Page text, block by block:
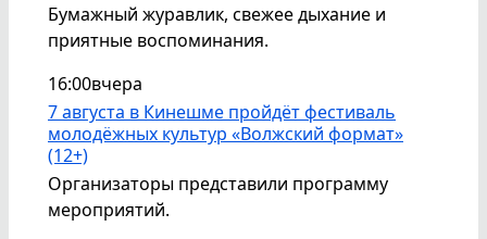
Бумажный журавлик, свежее дыхание и
приятные воспоминания.
16:00вчера
7 августа в Кинешме пройдёт фестиваль
молодёжных культур «Волжский формат»
(12+)
Организаторы представили программу
мероприятий.